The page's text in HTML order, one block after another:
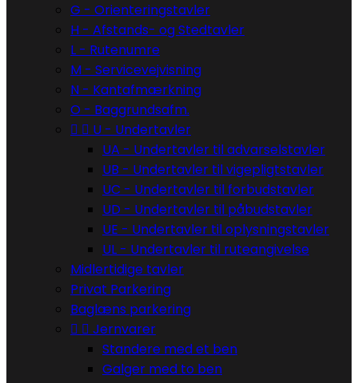
G - Orienteringstavler
H - Afstands- og Stedtavler
L - Rutenumre
M - Servicevejvisning
N - Kantafmærkning
O - Baggrundsafm.
  U - Undertavler
UA - Undertavler til advarselstavler
UB - Undertavler til vigepligtstavler
UC - Undertavler til forbudstavler
UD - Undertavler til påbudstavler
UE - Undertavler til oplysningstavler
UL - Undertavler til ruteangivelse
Midlertidige tavler
Privat Parkering
Baglæns parkering
  Jernvarer
Standere med et ben
Galger med to ben